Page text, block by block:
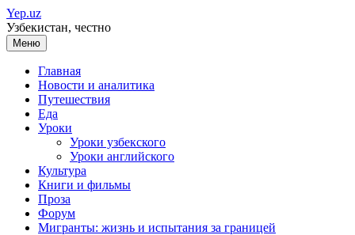
Перейти
к
содержимому
Yep.uz
Узбекистан, честно
Меню
Главная
Новости и аналитика
Путешествия
Еда
Уроки
Уроки узбекского
Уроки английского
Культура
Книги и фильмы
Проза
Форум
Мигранты: жизнь и испытания за границей